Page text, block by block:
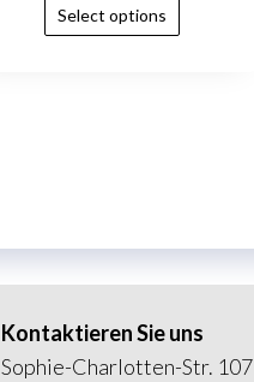
Select options
Kontaktieren Sie uns
Sophie-Charlotten-Str. 107